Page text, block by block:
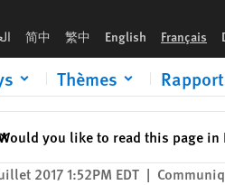
简中 繁中 English Français
Thèmes
you like to read this page in
Fermer
2017 1:52PM EDT |